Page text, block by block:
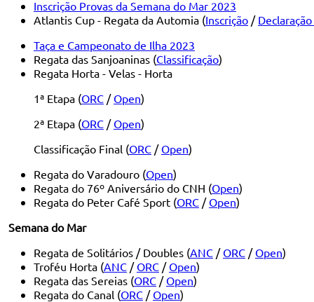
Inscrição Provas da Semana do Mar 2023
Atlantis Cup - Regata da Automia (Inscrição /
Taça e Campeonato de Ilha 2023
Regata das Sanjoaninas (Classificação)
Regata Horta - Velas - Horta
1ª Etapa (ORC / Open)
2ª Etapa (ORC / Open)
Classificação Final (ORC / Open)
Regata do Varadouro (Open)
Regata do 76º Aniversário do CNH (Open)
Regata do Peter Café Sport (ORC / Open)
Semana do Mar
Regata de Solitários / Doubles (ANC / ORC / Open)
Troféu Horta (ANC / ORC / Open)
Regata das Sereias (ORC / Open)
Regata do Canal (ORC / Open)